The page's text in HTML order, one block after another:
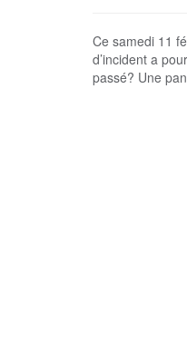
Ce samedi 11
d’incident a
passé? Une